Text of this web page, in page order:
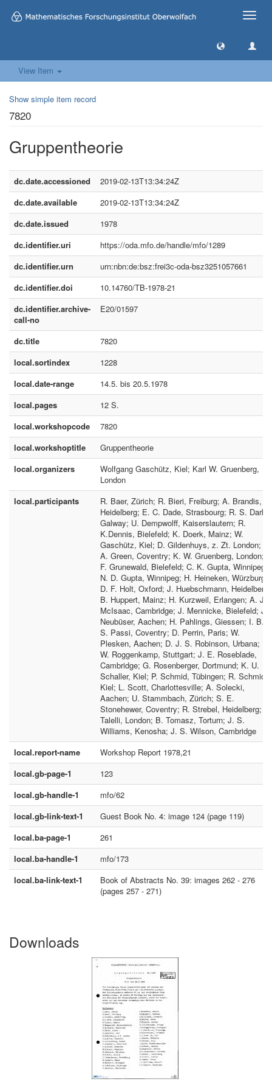
Toggle
View Item
Show simple item record
7820
Gruppentheorie
dc.date.accessioned
2019-02-13T13:34:24Z
dc.date.available
2019-02-13T13:34:24Z
dc.date.issued
1978
dc.identifier.uri
https://oda.mfo.de/handle/mfo/1289
dc.identifier.urn
urn:nbn:de:bsz:frei3c-oda-bsz3251057661
dc.identifier.doi
10.14760/TB-1978-21
dc.identifier.archive-
call-no
E20/01597
dc.title
7820
local.sortindex
1228
local.date-range
14.5. bis 20.5.1978
local.pages
12 S.
local.workshopcode
7820
local.workshoptitle
Gruppentheorie
local.organizers
Wolfgang Gaschütz, Kiel; Karl W. Gruenberg,
London
local.participants
R. Baer, Zürich; R. Bieri, Freiburg; A. Brandis,
Heidelberg; E. C. Dade, Strasbourg; R. S. Dark,
Galway; U. Dempwolff, Kaiserslautern; R.
K.Dennis, Bielefeld; K. Doerk, Mainz; W.
Gaschütz, Kiel; D. Gildenhuys, z. Zt. London; J.
A. Green, Coventry; K. W. Gruenberg, London;
F. Grunewald, Bielefeld; C. K. Gupta, Winnipeg;
N. D. Gupta, Winnipeg; H. Heineken, Würzburg;
D. F. Holt, Oxford; J. Huebschmann, Heidelberg;
B. Huppert, Mainz; H. Kurzweil, Erlangen; A. J.
McIsaac, Cambridge; J. Mennicke, Bielefeld; J.
Neubüser, Aachen; H. Pahlings, Giessen; I. B.
S. Passi, Coventry; D. Perrin, Paris; W.
Plesken, Aachen; D. J. S. Robinson, Urbana; K.
W. Roggenkamp, Stuttgart; J. E. Roseblade,
Cambridge; G. Rosenberger, Dortmund; K. U.
Schaller, Kiel; P. Schmid, Tübingen; R. Schmidt,
Kiel; L. Scott, Charlottesville; A. Solecki,
Aachen; U. Stammbach, Zürich; S. E.
Stonehewer, Coventry; R. Strebel, Heidelberg; O.
Talelli, London; B. Tomasz, Torturn; J. S.
Williams, Kenosha; J. S. Wilson, Cambridge
local.report-name
Workshop Report 1978,21
local.gb-page-1
123
local.gb-handle-1
mfo/62
local.gb-link-text-1
Guest Book No. 4: image 124 (page 119)
local.ba-page-1
261
local.ba-handle-1
mfo/173
local.ba-link-text-1
Book of Abstracts No. 39: images 262 - 276
(pages 257 - 271)
Downloads